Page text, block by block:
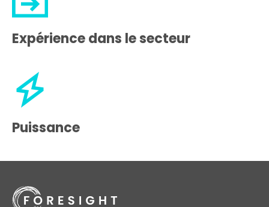
Expérience dans le secteur
Puissance